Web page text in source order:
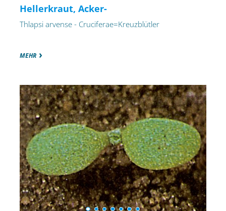
Hellerkraut, Acker-
Thlapsi arvense - Cruciferae=Kreuzblütler
MEHR